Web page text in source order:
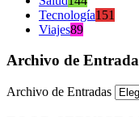
Tecnología151
Viajes89
Archivo de
Archivo de Entradas